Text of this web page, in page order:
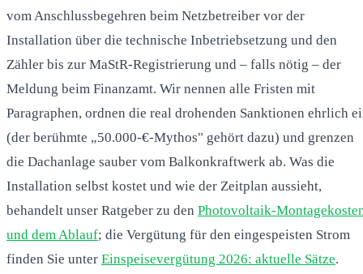
vom Anschlussbegehren beim Netzbetreiber vor der
Installation über die technische Inbetriebsetzung und den
Zähler bis zur MaStR-Registrierung und – falls nötig – der
Meldung beim Finanzamt. Wir nennen alle Fristen mit
Paragraphen, ordnen die real drohenden Sanktionen ehrlich
(der berühmte „50.000-€-Mythos" gehört dazu) und grenzen
die Dachanlage sauber vom Balkonkraftwerk ab. Was die
Installation selbst kostet und wie der Zeitplan aussieht,
behandelt unser Ratgeber zu den Photovoltaik-
und dem Ablauf; die Vergütung für den eingespeisten Strom
finden Sie unter Einspeisevergütung 2026: aktuelle Sätze.